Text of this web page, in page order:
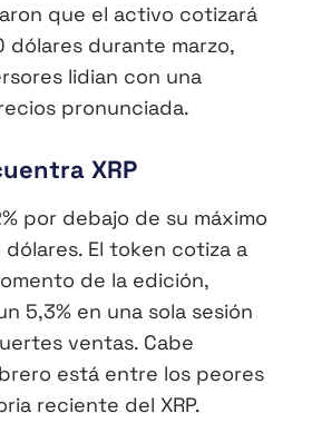
que el activo cotizará
dólares durante marzo,
lidian con una
pronunciada.
XRP
por debajo de su máximo
El token cotiza a
de la edición,
5,3% en una sola sesión
ventas. Cabe
está entre los peores
reciente del XRP.